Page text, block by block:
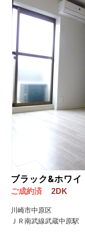
ブラック&ホワイ
ご成約済 2DK
川崎市中原区
ＪＲ南武線武蔵中原駅